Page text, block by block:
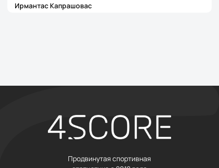
Ирмантас Капрашовас
Продвинутая спортивная